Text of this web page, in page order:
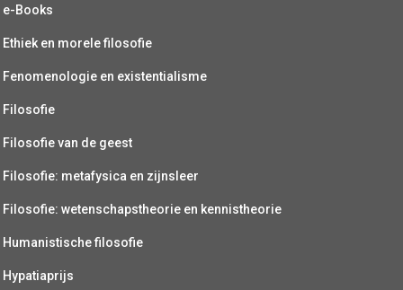
e-Books
Ethiek en morele filosofie
Fenomenologie en existentialisme
Filosofie
Filosofie van de geest
Filosofie: metafysica en zijnsleer
Filosofie: wetenschapstheorie en kennistheorie
Humanistische filosofie
Hypatiaprijs